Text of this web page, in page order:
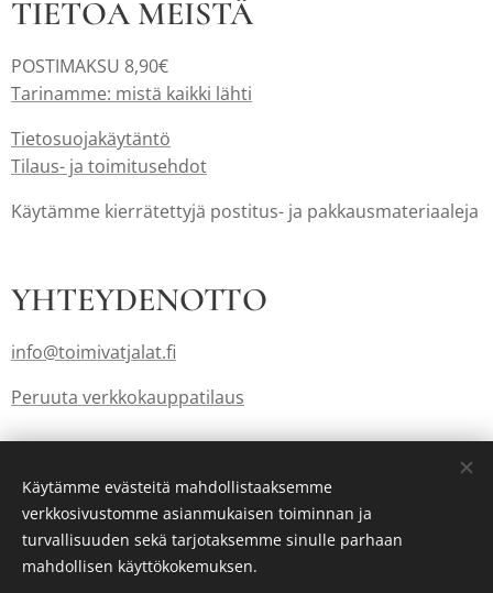
TIETOA MEISTÄ
POSTIMAKSU 8,90€
Tarinamme: mistä kaikki lähti
Tietosuojakäytäntö
Tilaus- ja toimitusehdot
Käytämme kierrätettyjä postitus- ja pakkausmateriaaleja
YHTEYDENOTTO
info@toimivatjalat.fi
Peruuta verkkokauppatilaus
LuotuWebnodella Evästeet
Käytämme evästeitä mahdollistaaksemme
verkkosivustomme asianmukaisen toiminnan ja
turvallisuuden sekä tarjotaksemme sinulle parhaan
mahdollisen käyttökokemuksen.